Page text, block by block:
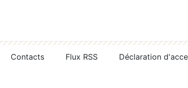
Contacts Flux RSS Déclaration